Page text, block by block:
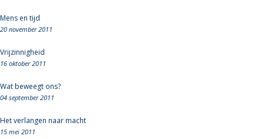
Mens en tijd
20 november 2011
Vrijzinnigheid
16 oktober 2011
Wat beweegt ons?
04 september 2011
Het verlangen naar macht
15 mei 2011